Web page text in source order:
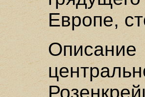
Европе,
Описание